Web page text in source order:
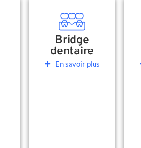
Bridge
dentaire
En savoir plus